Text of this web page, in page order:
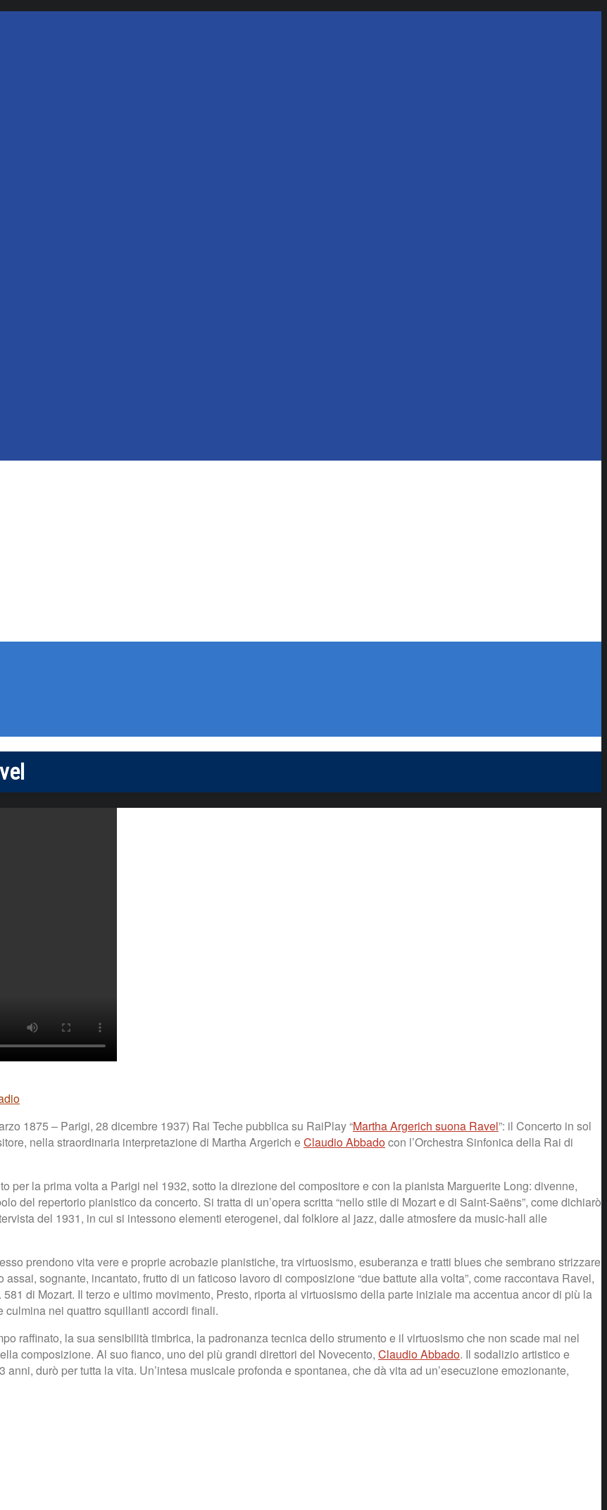
1875 – Parigi, 28 dicembre 1937) Rai Teche pubblica su RaiPlay “Martha Argerich suona Ravel”: il Concerto in sol
nella straordinaria interpretazione di Martha Argerich eClaudio Abbadocon l’Orchestra Sinfonica della Rai di
per la prima volta a Parigi nel 1932, sotto la direzione del compositore e con la pianista Marguerite Long: divenne,
del repertorio pianistico da concerto. Si tratta di un’opera scritta “nello stile di Mozart e di Saint-Saëns”, come dichiarò
del 1931, in cui si intessono elementi eterogenei, dal folklore al jazz, dalle atmosfere da music-hall alle
prendono vita vere e proprie acrobazie pianistiche, tra virtuosismo, esuberanza e tratti blues che sembrano strizzare
sognante, incantato, frutto di un faticoso lavoro di composizione “due battute alla volta”, come raccontava Ravel,
di Mozart. Il terzo e ultimo movimento, Presto, riporta al virtuosismo della parte iniziale ma accentua ancor di più la
nei quattro squillanti accordi finali.
raffinato, la sua sensibilità timbrica, la padronanza tecnica dello strumento e il virtuosismo che non scade mai nel
composizione. Al suo fianco, uno dei più grandi direttori del Novecento, Claudio Abbado. Il sodalizio artistico e
durò per tutta la vita. Un’intesa musicale profonda e spontanea, che dà vita ad un’esecuzione emozionante,